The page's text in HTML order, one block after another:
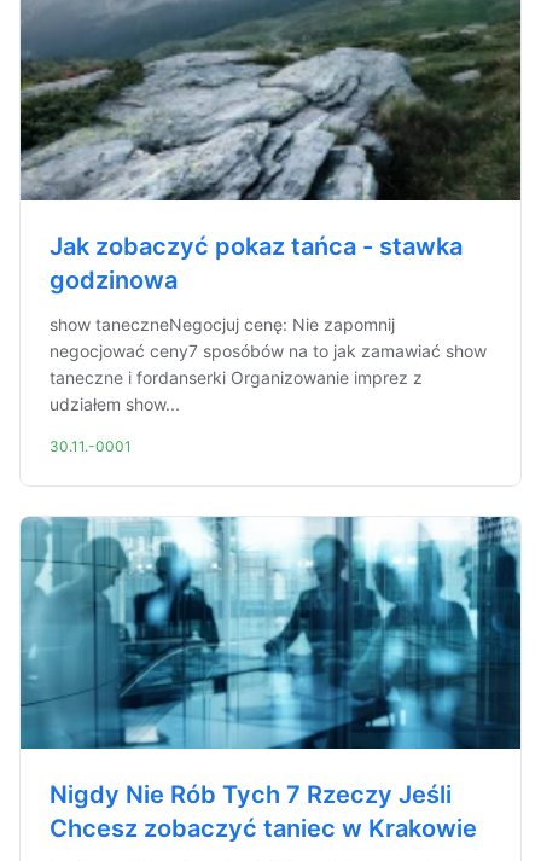
Jak zobaczyć pokaz tańca - stawka
godzinowa
show taneczneNegocjuj cenę: Nie zapomnij
negocjować ceny7 sposóbów na to jak zamawiać show
taneczne i fordanserki Organizowanie imprez z
udziałem show...
30.11.-0001
Nigdy Nie Rób Tych 7 Rzeczy Jeśli
Chcesz zobaczyć taniec w Krakowie